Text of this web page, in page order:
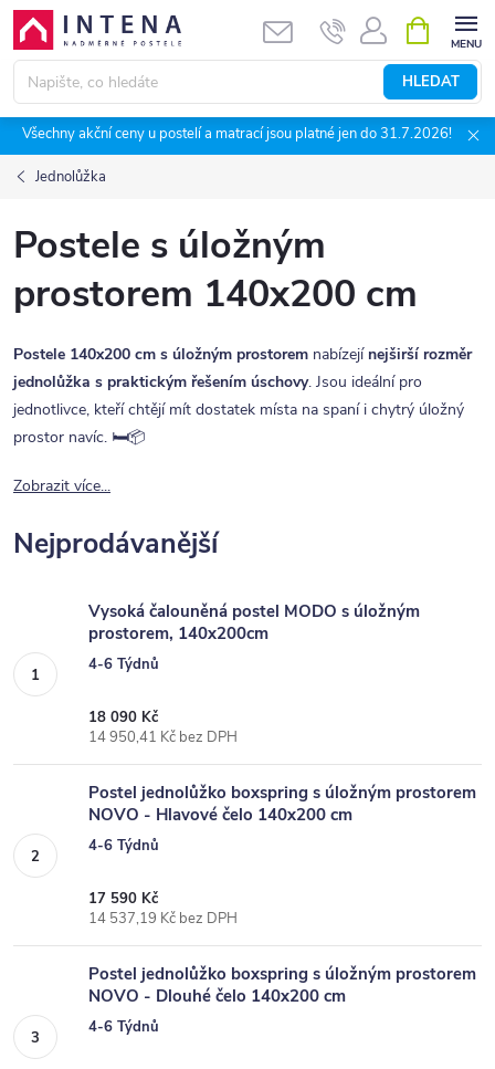
Přejít
obsah
HLEDAT
NÁKUPNÍ
KOŠÍK
Všechny akční ceny u postelí a matrací jsou platné jen do 31.7.2026!
Jednolůžka
Postele s úložným
prostorem 140x200 cm
Postele 140x200 cm s úložným prostorem nabízejí nejširší rozměr
jednolůžka s praktickým řešením úschovy. Jsou ideální pro
jednotlivce, kteří chtějí mít dostatek místa na spaní i chytrý úložný
prostor navíc. 🛏️📦
Zobrazit více...
Nejprodávanější
Vysoká čalouněná postel MODO s úložným
prostorem, 140x200cm
4-6 Týdnů
18 090 Kč
14 950,41 Kč bez DPH
Postel jednolůžko boxspring s úložným prostorem
NOVO - Hlavové čelo 140x200 cm
4-6 Týdnů
17 590 Kč
14 537,19 Kč bez DPH
Postel jednolůžko boxspring s úložným prostorem
NOVO - Dlouhé čelo 140x200 cm
4-6 Týdnů